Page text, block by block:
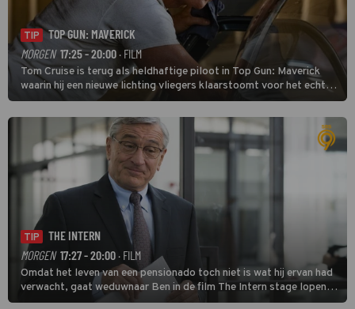
TIP
TOP GUN: MAVERICK
MORGEN 17:25 - 20:00· FILM
Tom Cruise is terug als heldhaftige piloot in Top Gun: Maverick
waarin hij een nieuwe lichting vliegers klaarstoomt voor het echte
werk.
TIP
THE INTERN
MORGEN 17:27 - 20:00· FILM
Omdat het leven van een pensionado toch niet is wat hij ervan had
verwacht, gaat weduwnaar Ben in de film The Intern stage lopen
bij de hippe webwinkel van Jules, wat een gouden zet blijkt te zijn.